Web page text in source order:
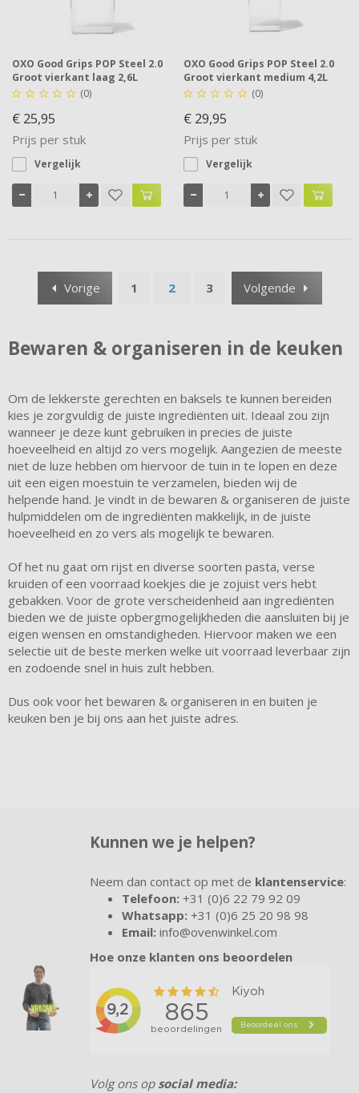
OXO Good Grips POP Steel 2.0
Groot vierkant laag 2,6L
     (0)
€ 25,95
Prijs per stuk
Vergelijk
OXO Good Grips POP Steel 2.0
Groot vierkant medium 4,2L
     (0)
€ 29,95
Prijs per stuk
Vergelijk
Vorige 1 2 3 Volgende
Bewaren & organiseren in de keuken
Om de lekkerste gerechten en baksels te kunnen bereiden
kies je zorgvuldig de juiste ingrediënten uit. Ideaal zou zijn
wanneer je deze kunt gebruiken in precies de juiste
hoeveelheid en altijd zo vers mogelijk. Aangezien de meeste
niet de luze hebben om hiervoor de tuin in te lopen en deze
uit een eigen moestuin te verzamelen, bieden wij de
helpende hand. Je vindt in de bewaren & organiseren de juiste
hulpmiddelen om de ingrediënten makkelijk, in de juiste
hoeveelheid en zo vers als mogelijk te bewaren.
Of het nu gaat om rijst en diverse soorten pasta, verse
kruiden of een voorraad koekjes die je zojuist vers hebt
gebakken. Voor de grote verscheidenheid aan ingrediënten
bieden we de juiste opbergmogelijkheden die aansluiten bij je
eigen wensen en omstandigheden. Hiervoor maken we een
selectie uit de beste merken welke uit voorraad leverbaar zijn
en zodoende snel in huis zult hebben.
Dus ook voor het bewaren & organiseren in en buiten je
keuken ben je bij ons aan het juiste adres.
Kunnen we je helpen?
Neem dan contact op met de klantenservice:
Telefoon: +31 (0)6 22 79 92 09
Whatsapp: +31 (0)6 25 20 98 98
Email: info@ovenwinkel.com
Hoe onze klanten ons beoordelen
Volg ons op social media: